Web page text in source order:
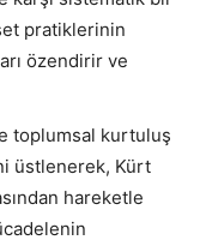
pratiklerinin
özendirir ve
toplumsal kurtuluş
üstlenerek, Kürt
hareketle